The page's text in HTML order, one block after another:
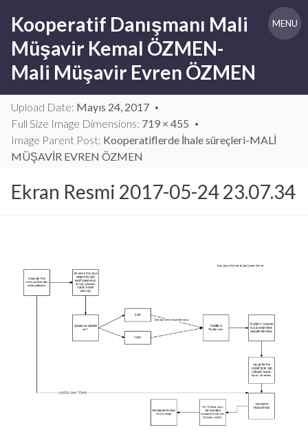
content
Kooperatif Danışmanı Mali
Müşavir Kemal ÖZMEN-
Mali Müşavir Evren ÖZMEN
MENU
Upload Date: Mayıs 24, 2017
Full Size Image Dimensions: 719 × 455
Image Parent Post: Kooperatiflerde İhale süreçleri-MALİ
MÜŞAVİR EVREN ÖZMEN
Ekran Resmi 2017-05-24 23.07.34